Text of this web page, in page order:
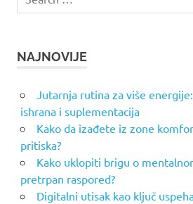
for:
NAJNOVIJE
Jutarnja rutina za više
ishrana i suplementacija
Kako da izađete iz zone
pritiska?
Kako uklopiti brigu o
pretrpan raspored?
Digitalni utisak kao ključ